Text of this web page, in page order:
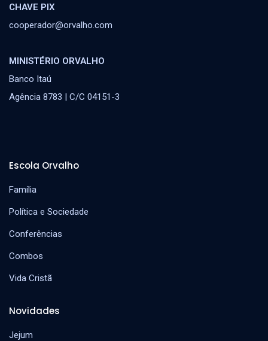
Novidades
Jejum
Escola Orvalho
Família
Política e Sociedade
Conferências
Combos
Vida Cristã
CHAVE PIX
cooperador@orvalho.com
MINISTÉRIO ORVALHO
Banco Itaú
Agência 8783 | C/C 04151-3